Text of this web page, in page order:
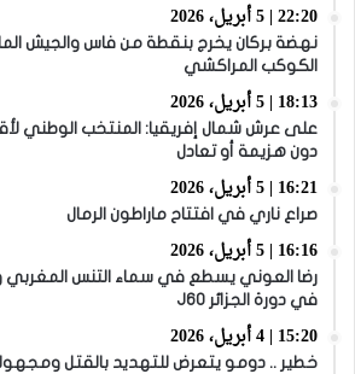
22:20 | 5 أبريل، 2026
نهضة بركان يخرج بنقطة من فاس والجيش
الكوكب المراكشي
18:13 | 5 أبريل، 2026
دون هزيمة أو تعادل
16:21 | 5 أبريل، 2026
صراع ناري في افتتاح ماراطون الرمال
16:16 | 5 أبريل، 2026
رضا العوني يسطع في سماء التنس المغربي
في دورة الجزائر J60
15:20 | 4 أبريل، 2026
خطير .. دومو يتعرض للتهديد بالقتل